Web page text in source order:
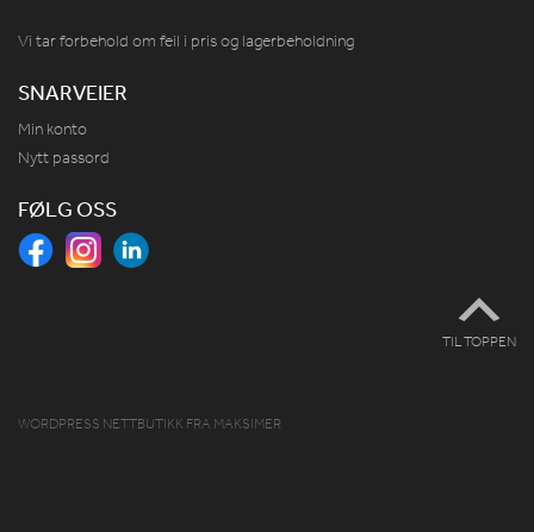
Vi tar forbehold om feil i pris og lagerbeholdning
SNARVEIER
Min konto
Nytt passord
FØLG OSS
TIL TOPPEN
WORDPRESS NETTBUTIKK FRA MAKSIMER